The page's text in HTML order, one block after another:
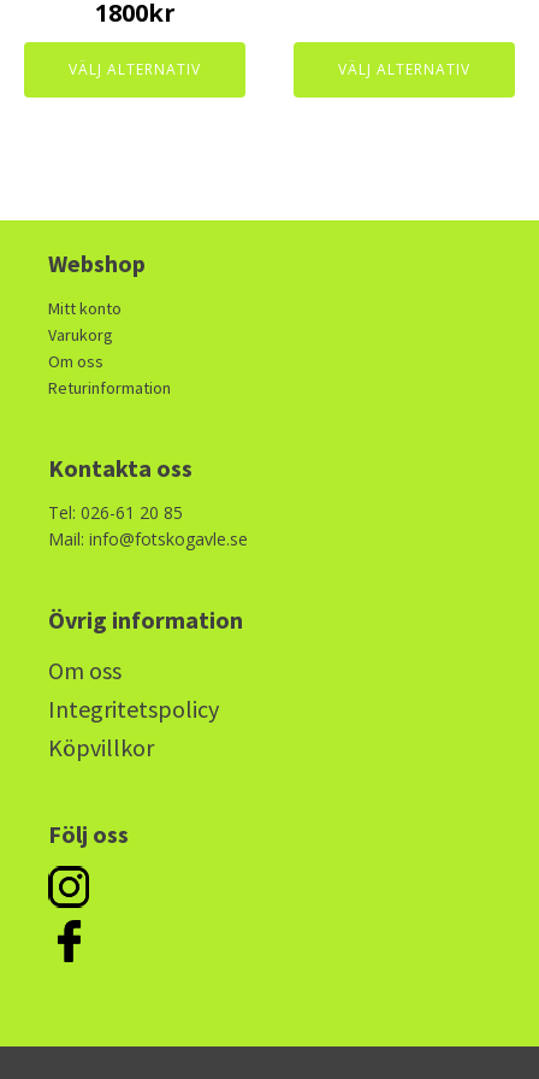
1800kr
VÄLJ ALTERNATIV
page
VÄLJ ALTERNATIV
page
Webshop
Mitt konto
Varukorg
Om oss
Returinformation
Kontakta oss
Tel: 026-61 20 85
Mail: info@fotskogavle.se
Övrig information
Om oss
Integritetspolicy
Köpvillkor
Följ oss